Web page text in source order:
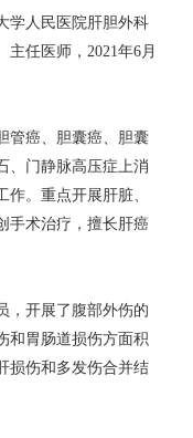
学人民医院肝胆外科
任医师，2021年6月
管癌、胆囊癌、胆囊
、门静脉高压症上消
。重点开展肝脏、
手术治疗，擅长肝癌
，开展了腹部外伤的
和胃肠道损伤方面积
损伤和多发伤合并结